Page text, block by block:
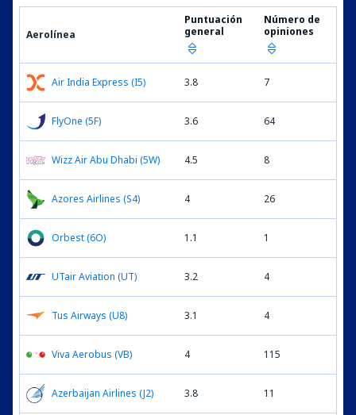
Aerolínea
Puntuación
general
Número de
opiniones
Air India Express (I5) 3.8 7
FlyOne (5F) 3.6 64
Wizz Air Abu Dhabi (5W) 4.5 8
Azores Airlines (S4) 4 26
Orbest (6O) 1.1 1
UTair Aviation (UT) 3.2 4
Tus Airways (U8) 3.1 4
Viva Aerobus (VB) 4 115
Azerbaijan Airlines (J2) 3.8 11